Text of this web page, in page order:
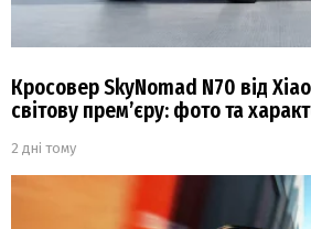
Кросовер SkyNomad N70 від
світову прем’єру: фото та
2 дні тому